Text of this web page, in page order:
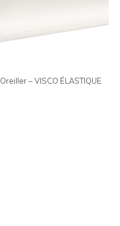
Oreiller – VISCO ÉLASTIQUE